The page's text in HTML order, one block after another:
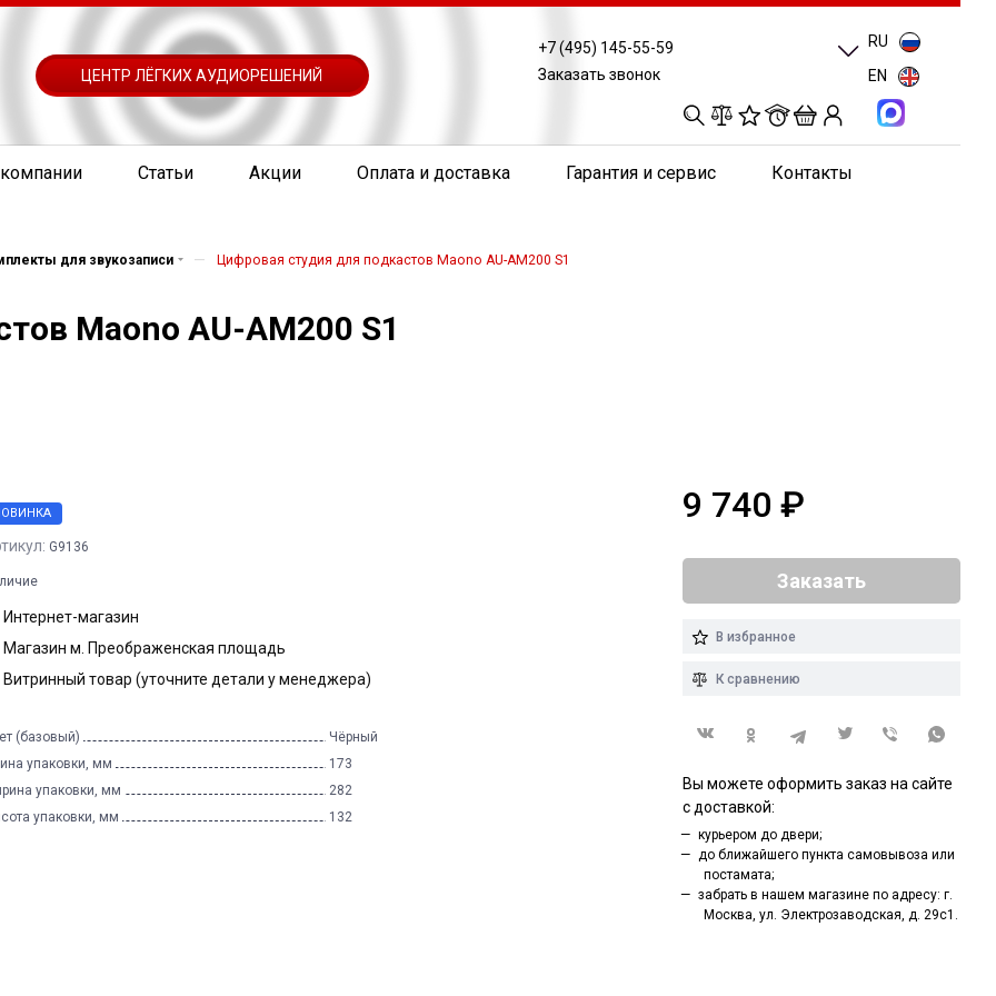
ЦЕНТР ЛЁГКИХ АУДИОРЕШЕНИЙ
+7 (495) 145-55-59
Заказать звонок
0
RU
EN
Статьи Акции Оплата и доставка Гарантия и сервис Контакты
для звукозаписи — Цифровая студия для подкастов Maono AU-AM200 S1
Maono AU-AM200 S1
G9136
Интернет-магазин
Магазин м. Преображенская площадь
Витринный товар (уточните детали у менеджера)
(базовый)
Чёрный
упаковки, мм
173
упаковки, мм
282
упаковки, мм
132
9 740 ₽
Заказать
В избранное
К сравнению
Вы можете оформить заказ на сайте
с доставкой:
курьером до двери;
до ближайшего пункта самовывоза или
постамата;
забрать в нашем магазине по адресу: г.
Москва, ул. Электрозаводская, д. 29с1.